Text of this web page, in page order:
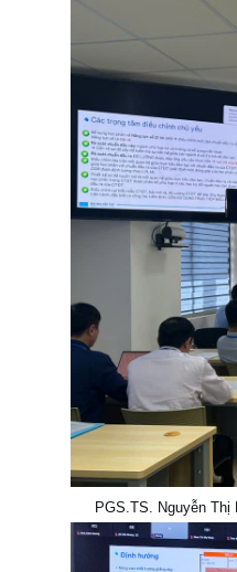
PGS.TS. Nguyễn